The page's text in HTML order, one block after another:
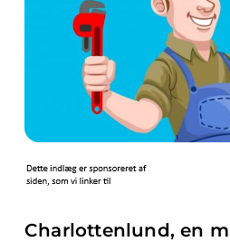
Charlottenlund, en